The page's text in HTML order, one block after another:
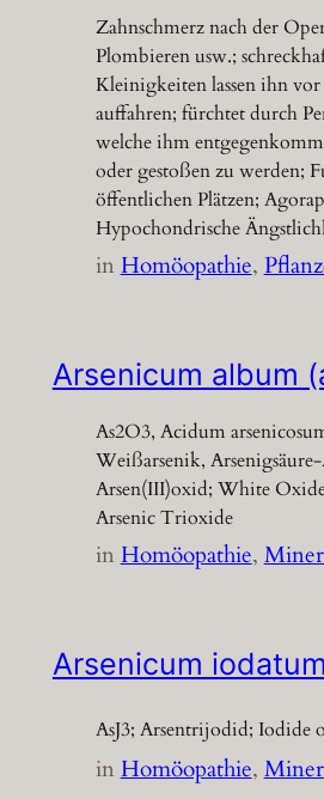
Zahnschmerz nach der
Plombieren usw.;
Kleinigkeiten lassen ihn vor
auffahren; fürchtet durch
welche ihm
oder gestoßen zu werden;
öffentlichen Plätzen;
Hypochondrische
inHomöopathie,
Arsenicum album
As2O3, Acidum
Weißarsenik,
Arsen(III)oxid; White
Arsenic Trioxide
inHomöopathie,
Arsenicum
AsJ3; Arsentrijodid; Iodide
inHomöopathie,